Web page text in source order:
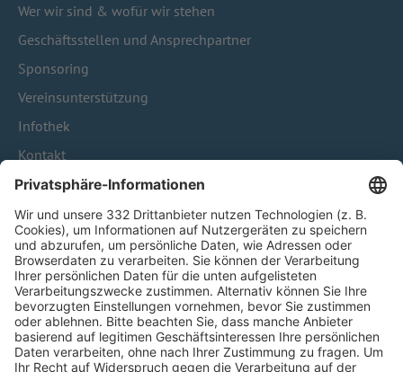
Wer wir sind & wofür wir stehen
Geschäftsstellen und Ansprechpartner
Sponsoring
Vereinsunterstützung
Infothek
Kontakt
HÄUFIG BESUCHTE SEITEN
Pässe und Vereinswechsel
Trainerausbildung
Schulungsangebot Vereinsmitarbeiter
BFV-Geschäftsstellen
Trainerbörse